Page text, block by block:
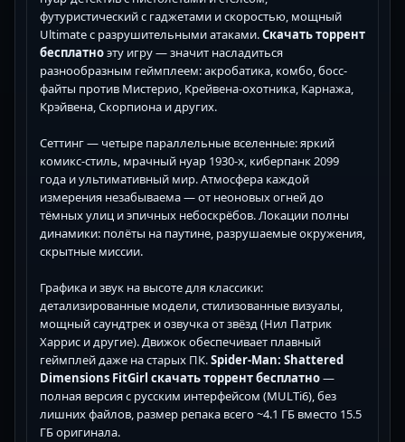
футуристический с гаджетами и скоростью, мощный
Ultimate с разрушительными атаками.Скачать торрент
бесплатноэту игру — значит насладиться
разнообразным геймплеем: акробатика, комбо, босс-
файты против Мистерио, Крейвена-охотника, Карнажа,
Крэйвена, Скорпиона и других.
Сеттинг — четыре параллельные вселенные: яркий
комикс-стиль, мрачный нуар 1930-х, киберпанк 2099
года и ультимативный мир. Атмосфера каждой
измерения незабываема — от неоновых огней до
тёмных улиц и эпичных небоскрёбов. Локации полны
динамики: полёты на паутине, разрушаемые окружения,
скрытные миссии.
Графика и звук на высоте для классики:
детализированные модели, стилизованные визуалы,
мощный саундтрек и озвучка от звёзд (Нил Патрик
Харрис и другие). Движок обеспечивает плавный
геймплей даже на старых ПК.Spider-Man: Shattered
Dimensions FitGirl скачать торрент бесплатно—
полная версия с русским интерфейсом (MULTi6), без
лишних файлов, размер репака всего ~4.1 ГБ вместо 15.5
ГБ оригинала.